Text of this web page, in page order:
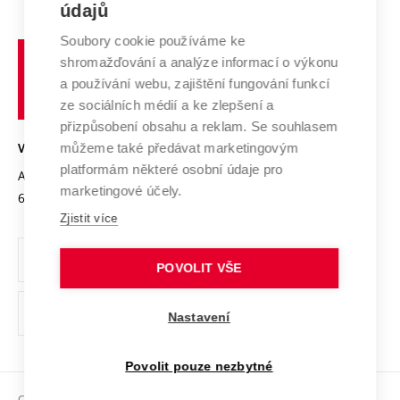
E-přihláška
Systém zajišťování kvality výzkumu
Výzkumné infrastruktury
Transfer znalostí
Open Science
Projekty
Projekty ze strukturálních fondů
Specifický výzkum
Zahraniční spolupráce
Spolupráce se školami
Služby univerzity
Mezinárodní dohody
Univerzitní sítě
Profil univerzity
Udržitelná univerzita
Podnikavá univerzita / ContriBUTe
Bezpečná univerzita
Vyznamenání
Organizační struktura
Ochrana osobních údajů
odkaz)
učení
technické
VYSOKÉ UČENÍ TECHNICKÉ V BRNĚ
Antonínská 548/1
602 00 Brno
www.vut.cz
vut@vutbr.cz
údajů
Soubory cookie používáme ke
shromažďování a analýze informací o výkonu
a používání webu, zajištění fungování funkcí
ze sociálních médií a ke zlepšení a
přizpůsobení obsahu a reklam. Se souhlasem
můžeme také předávat marketingovým
platformám některé osobní údaje pro
marketingové účely.
Zjistit více
POVOLIT VŠE
Nastavení
Povolit pouze nezbytné